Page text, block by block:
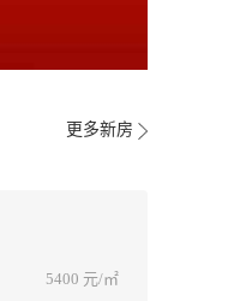
更多新房
5400 元/㎡